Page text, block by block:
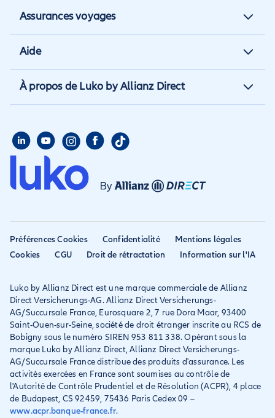
Assurance habitation
Assurance locataire
Assurance propriétaire non
occupant
Assurance colocataire
Assurances voyages
Assurance vacances
Assurance annulation
Assurance annuelle
Assurance étudiant
Assurance PVT
Assurance rapatriement
Aide
Aide et contact
Aide habitation
Mon compte
Déclarer un sinistre
habitation
Résilier ancien assureur
À propos de Luko by Allianz Direct
Presse
Avis
Allianz travel devient
Eurofil rejoint Allianz
Conditions générales et
IPID
Préférences Cookies Confidentialité
Mentions légales
Cookies
CGU Droit de rétractation Information sur l'IA
Luko by Allianz Direct est une marque commerciale de Allianz
Direct Versicherungs-AG. Allianz Direct Versicherungs-
AG/Succursale France, Eurosquare 2, 7 rue Dora Maar, 93400
Saint-Ouen-sur-Seine, société de droit étranger inscrite au RCS de
Bobigny sous le numéro SIREN 953 811 338. Opérant sous la
marque Luko by Allianz Direct, Allianz Direct Versicherungs-
AG/Succursale France distribue des produits d'assurance. Les
activités exercées en France sont soumises au contrôle de
l'Autorité de Contrôle Prudentiel et de Résolution (ACPR), 4 place
de Budapest, CS 92459, 75436 Paris Cedex 09 –
www.acpr.banque-france.fr.